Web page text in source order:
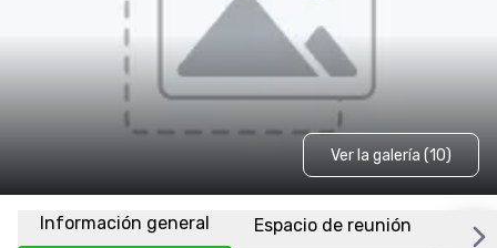
Ver la galería (10)
Información general Espacio de reunión